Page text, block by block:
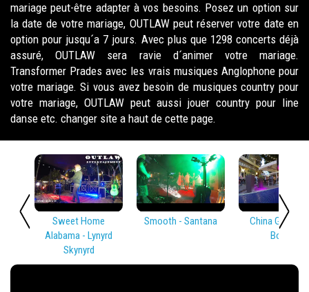
mariage peut-être adapter à vos besoins. Posez un option sur
la date de votre mariage, OUTLAW peut réserver votre date en
option pour jusqu´a 7 jours. Avec plus que 1298 concerts déjà
assuré, OUTLAW sera ravie d´animer votre mariage.
Transformer Prades avec les vrais musiques Anglophone pour
votre mariage. Si vous avez besoin de musiques country pour
votre mariage, OUTLAW peut aussi jouer country pour line
danse etc. changer site a haut de cette page.
Sweet Home
Alabama - Lynyrd
Skynyrd
Smooth - Santana
China Girl -
Bowie